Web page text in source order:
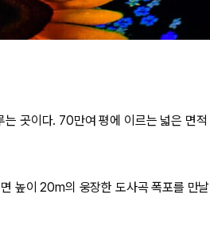
곳이다. 70만여 평에 이르는 넓은 면적
높이 20m의 웅장한 도사곡 폭포를 만날